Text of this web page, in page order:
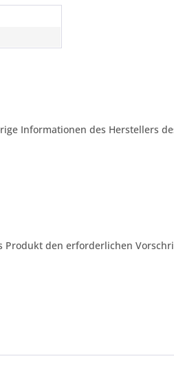
Informationen des Herstellers
Produkt den erforderlichen